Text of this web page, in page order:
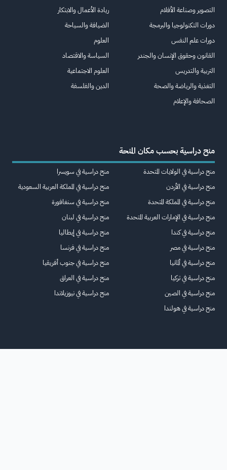
التصوير وصناعة الأفلام
دورات التكنولوجيا والبرمجة
دورات علم النفس
القانون وحقوق الإنسان والجندر
التربية والتدريس
التغذية والرياضة والصحة
الصحافة والإعلام
ريادة الأعمال والابتكار
الضيافة والسياحة
العلوم
السياسة والاقتصاد
العلوم الاجتماعية
الدين والفلسفة
منح دراسية بحسب مكان المنحة
منح دراسية في الولايات المتحدة
منح دراسية في الأردن
منح دراسية في المملكة المتحدة
منح دراسية في الإمارات العربية المتحدة
منح دراسية في كندا
منح دراسية في مصر
منح دراسية في ألمانيا
منح دراسية في تركيا
منح دراسية في الصين
منح دراسية في هولندا
منح دراسية في سويسرا
منح دراسية في المملكة العربية السعودية
منح دراسية في سنغافورة
منح دراسية في لبنان
منح دراسية في إيطاليا
منح دراسية في فرنسا
منح دراسية في جنوب أفريقيا
منح دراسية في العراق
منح دراسية في نيوزيلاندا